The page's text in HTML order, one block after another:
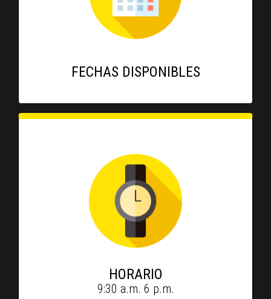
FECHAS DISPONIBLES
HORARIO
9:30 a.m. 6 p.m.